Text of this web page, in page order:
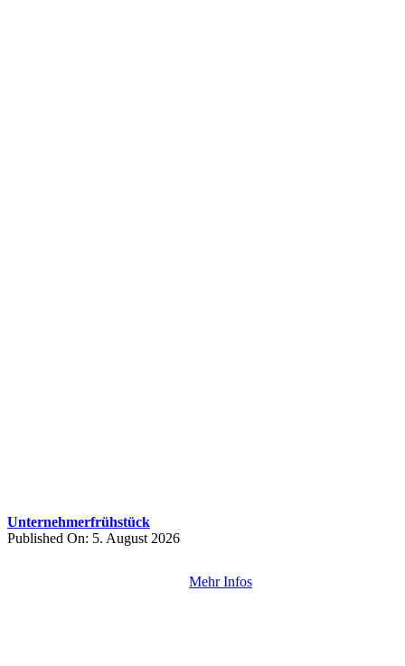
Unternehmerfrühstück
Published On: 5. August 2026
Mehr Infos